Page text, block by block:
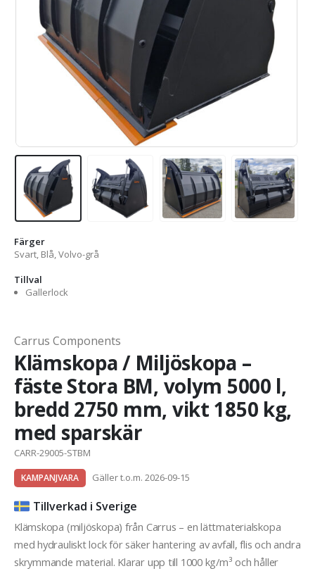
Färger
Svart, Blå, Volvo-grå
Tillval
Gallerlock
Carrus Components
Klämskopa / Miljöskopa –
fäste Stora BM, volym 5000 l,
bredd 2750 mm, vikt 1850 kg,
med sparskär
CARR-29005-STBM
KAMPANJVARA Gäller t.o.m. 2026-09-15
Tillverkad i Sverige
Klämskopa (miljöskopa) från Carrus – en lättmaterialskopa
med hydrauliskt lock för säker hantering av avfall, flis och andra
skrymmande material. Klarar upp till 1000 kg/m³ och håller